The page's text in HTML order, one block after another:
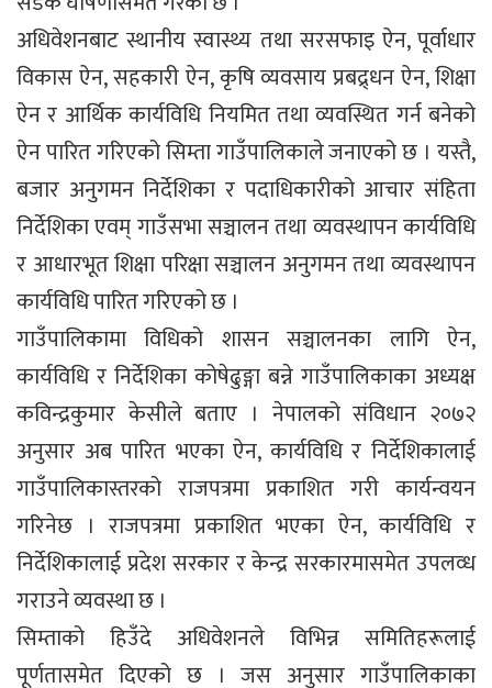
अधिवेशनबाट स्थानीय स्वास्थ्य तथा सरसफाइ ऐन, पूर्वाधार
विकास ऐन, सहकारी ऐन, कृषि व्यवसाय प्रबद्र्धन ऐन, शिक्षा
ऐन र आर्थिक कार्यविधि नियमित तथा व्यवस्थित गर्न बनेको
ऐन पारित गरिएको सिम्ता गाउँपालिकाले जनाएको छ । यस्तै,
बजार अनुगमन निर्देशिका र पदाधिकारीको आचार संहिता
निर्देशिका एवम् गाउँसभा सञ्चालन तथा व्यवस्थापन कार्यविधि
र आधारभूत शिक्षा परिक्षा सञ्चालन अनुगमन तथा व्यवस्थापन
कार्यविधि पारित गरिएको छ ।
गाउँपालिकामा विधिको शासन सञ्चालनका लागि ऐन,
कार्यविधि र निर्देशिका कोषेढुङ्गा बन्ने गाउँपालिकाका अध्यक्ष
कविन्द्रकुमार केसीले बताए । नेपालको संविधान २०७२
अनुसार अब पारित भएका ऐन, कार्यविधि र निर्देशिकालाई
गाउँपालिकास्तरको राजपत्रमा प्रकाशित गरी कार्यन्वयन
गरिनेछ । राजपत्रमा प्रकाशित भएका ऐन, कार्यविधि र
निर्देशिकालाई प्रदेश सरकार र केन्द्र सरकारमासमेत उपलव्ध
गराउने व्यवस्था छ ।
सिम्ताको हिउँदे अधिवेशनले विभिन्न समितिहरूलाई
पूर्णतासमेत दिएको छ । जस अनुसार गाउँपालिकाका